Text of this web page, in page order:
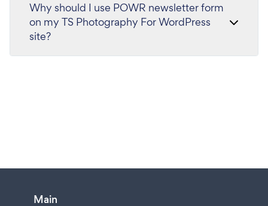
Why should I use POWR newsletter form
on my TS Photography For WordPress
site?
Main